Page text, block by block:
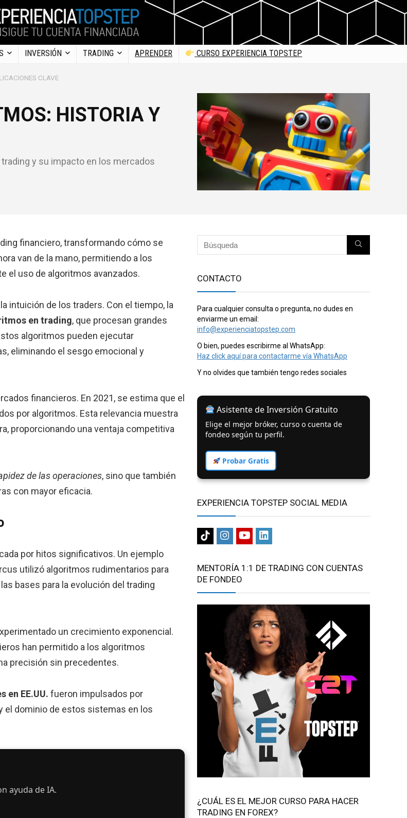
INVERSIÓN TRADING APRENDER CURSO EXPERIENCIA TOPSTEP
CLAVE
HISTORIA Y
y su impacto en los mercados
financiero, transformando cómo se
van de la mano, permitiendo a los
el uso de algoritmos avanzados.
intuición de los traders. Con el tiempo, la
en trading, que procesan grandes
algoritmos pueden ejecutar
eliminando el sesgo emocional y
financieros. En 2021, se estima que el
por algoritmos. Esta relevancia muestra
proporcionando una ventaja competitiva
de las operaciones, sino que también
con mayor eficacia.
por hitos significativos. Un ejemplo
utilizó algoritmos rudimentarios para
bases para la evolución del trading
un crecimiento exponencial.
han permitido a los algoritmos
precisión sin precedentes.
en EE.UU. fueron impulsados por
el dominio de estos sistemas en los
ayuda de IA.
CONTACTO
Para cualquier consulta o pregunta, no dudes en
enviarme un email:
info@experienciatopstep.com
O bien, puedes escribirme al WhatsApp:
Haz click aquí para contactarme vía WhatsApp
Y no olvides que también tengo redes sociales
Asistente de Inversión Gratuito
Elige el mejor bróker, curso o cuenta de
fondeo según tu perfil.
Probar Gratis
EXPERIENCIA TOPSTEP SOCIAL MEDIA
MENTORÍA 1:1 DE TRADING CON CUENTAS
DE FONDEO
¿CUÁL ES EL MEJOR CURSO PARA HACER
TRADING EN FOREX?